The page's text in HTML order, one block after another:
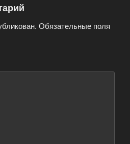
Обязательные поля